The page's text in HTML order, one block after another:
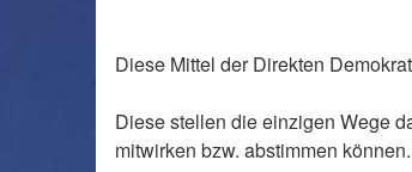
Diese Mittel der Direkten
Diese stellen die einzigen Wege
mitwirken bzw. abstimmen können.